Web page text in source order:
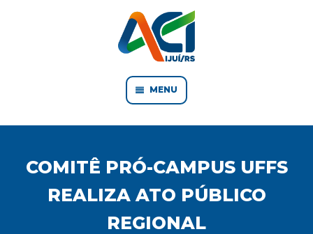
MENU
COMITÊ PRÓ-CAMPUS UFFS
REALIZA ATO PÚBLICO
REGIONAL